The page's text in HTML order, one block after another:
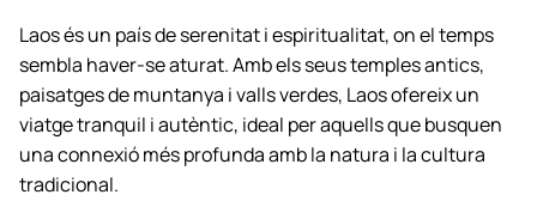
Laos és un país de serenitat i espiritualitat, on el temps
sembla haver-se aturat. Amb els seus temples antics,
paisatges de muntanya i valls verdes, Laos ofereix un
viatge tranquil i autèntic, ideal per aquells que busquen
una connexió més profunda amb la natura i la cultura
tradicional.